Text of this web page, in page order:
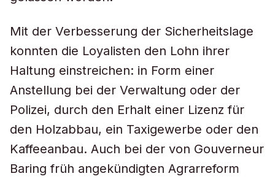
Mit der Verbesserung der Sicherheitslage
konnten die Loyalisten den Lohn ihrer
Haltung einstreichen: in Form einer
Anstellung bei der Verwaltung oder der
Polizei, durch den Erhalt einer Lizenz für
den Holzabbau, ein Taxigewerbe oder den
Kaffeeanbau. Auch bei der von Gouverneur
Baring früh angekündigten Agrarreform